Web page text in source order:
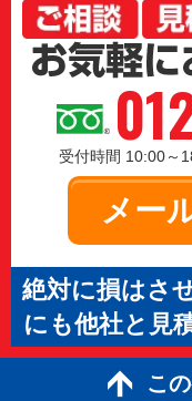
メー
絶対に損はさ